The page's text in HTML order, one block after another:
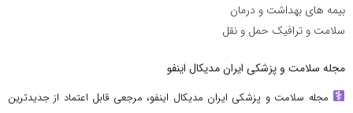
بیمه های بهداشت و درمان
سلامت و ترافیک حمل و نقل
مجله سلامت و پزشکی ایران مدیکال اینفو
مجله سلامت و پزشکی ایران مدیکال اینفو، مرجعی قابل اعتماد از جدیدترین